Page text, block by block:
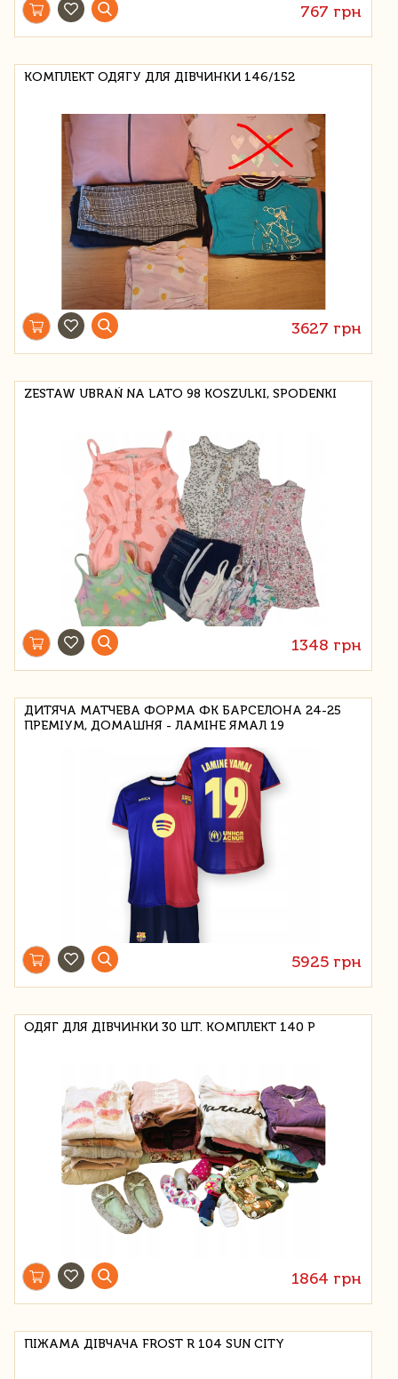
767 грн
КОМПЛЕКТ ОДЯГУ ДЛЯ ДІВЧИНКИ 146/152
3627 грн
ZESTAW UBRAŃ NA LATO 98 KOSZULKI, SPODENKI
1348 грн
ДИТЯЧА МАТЧЕВА ФОРМА ФК БАРСЕЛОНА 24-25
ПРЕМІУМ, ДОМАШНЯ - ЛАМІНЕ ЯМАЛ 19
5925 грн
ОДЯГ ДЛЯ ДІВЧИНКИ 30 ШТ. КОМПЛЕКТ 140 Р
1864 грн
ПІЖАМА ДІВЧАЧА FROST R 104 SUN CITY